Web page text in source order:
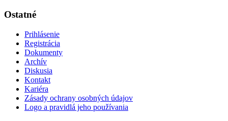
Ostatné
Prihlásenie
Registrácia
Dokumenty
Archív
Diskusia
Kontakt
Kariéra
Zásady ochrany osobných údajov
Logo a pravidlá jeho používania